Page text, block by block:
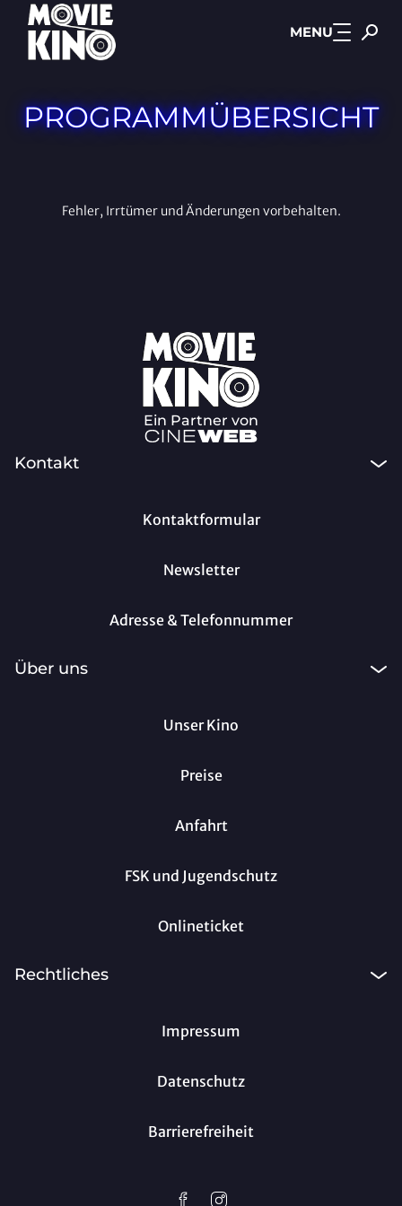
Zum Hauptinhalt springen MENU
PROGRAMM­ÜBERSICHT
Fehler, Irrtümer und Änderungen vorbehalten.
Ein Partner von
Kontakt
Kontaktformular
Newsletter
Adresse & Telefonnummer
Über uns
Unser Kino
Preise
Anfahrt
FSK und Jugendschutz
Onlineticket
Rechtliches
Impressum
Datenschutz
Barrierefreiheit